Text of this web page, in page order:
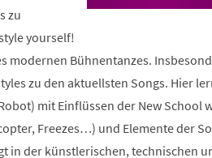
zu
yourself!
modernen Bühnentanzes.
zu den aktuellsten Songs. Hier
mit Einflüssen der New School
Freezes…) und Elemente der
in der künstlerischen, technischen